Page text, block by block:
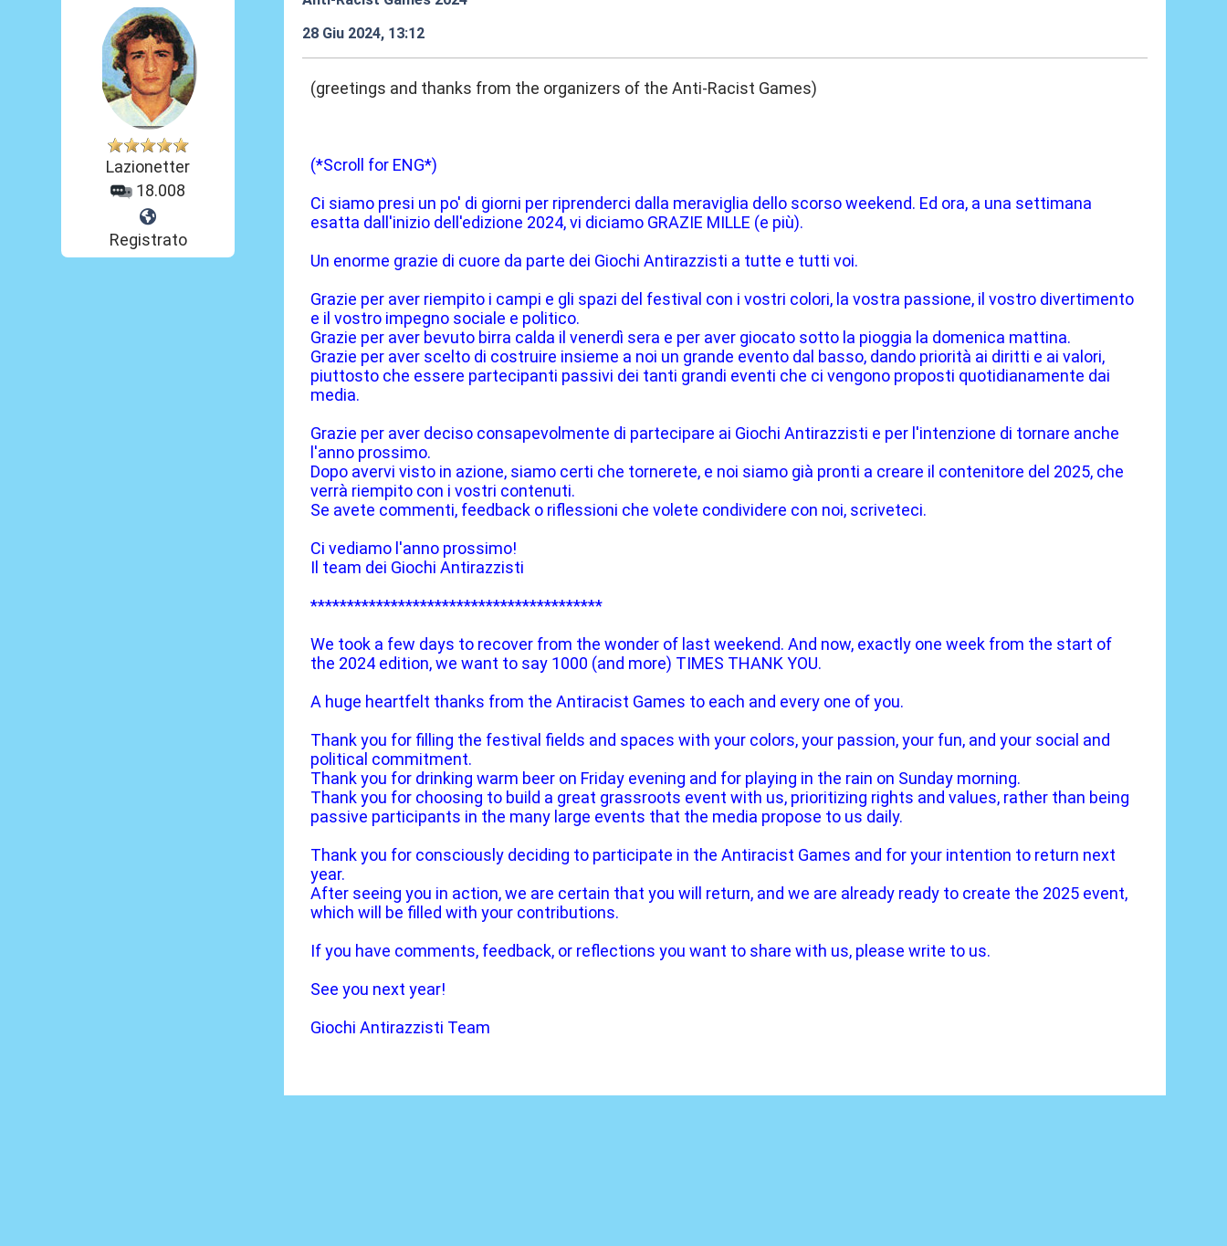
Lazionetter
18.008
Registrato
28 Giu 2024, 13:12
(greetings and thanks from the organizers of the Anti-Racist Games)
(*Scroll for ENG*)
Ci siamo presi un po' di giorni per riprenderci dalla meraviglia dello scorso weekend. Ed ora, a una settimana
esatta dall'inizio dell'edizione 2024, vi diciamo GRAZIE MILLE (e più).
Un enorme grazie di cuore da parte dei Giochi Antirazzisti a tutte e tutti voi.
Grazie per aver riempito i campi e gli spazi del festival con i vostri colori, la vostra passione, il vostro divertimento
e il vostro impegno sociale e politico.
Grazie per aver bevuto birra calda il venerdì sera e per aver giocato sotto la pioggia la domenica mattina.
Grazie per aver scelto di costruire insieme a noi un grande evento dal basso, dando priorità ai diritti e ai valori,
piuttosto che essere partecipanti passivi dei tanti grandi eventi che ci vengono proposti quotidianamente dai
media.
Grazie per aver deciso consapevolmente di partecipare ai Giochi Antirazzisti e per l'intenzione di tornare anche
l'anno prossimo.
Dopo avervi visto in azione, siamo certi che tornerete, e noi siamo già pronti a creare il contenitore del 2025, che
verrà riempito con i vostri contenuti.
Se avete commenti, feedback o riflessioni che volete condividere con noi, scriveteci.
Ci vediamo l'anno prossimo!
Il team dei Giochi Antirazzisti
****************************************
We took a few days to recover from the wonder of last weekend. And now, exactly one week from the start of
the 2024 edition, we want to say 1000 (and more) TIMES THANK YOU.
A huge heartfelt thanks from the Antiracist Games to each and every one of you.
Thank you for filling the festival fields and spaces with your colors, your passion, your fun, and your social and
political commitment.
Thank you for drinking warm beer on Friday evening and for playing in the rain on Sunday morning.
Thank you for choosing to build a great grassroots event with us, prioritizing rights and values, rather than being
passive participants in the many large events that the media propose to us daily.
Thank you for consciously deciding to participate in the Antiracist Games and for your intention to return next
year.
After seeing you in action, we are certain that you will return, and we are already ready to create the 2025 event,
which will be filled with your contributions.
If you have comments, feedback, or reflections you want to share with us, please write to us.
See you next year!
Giochi Antirazzisti Team